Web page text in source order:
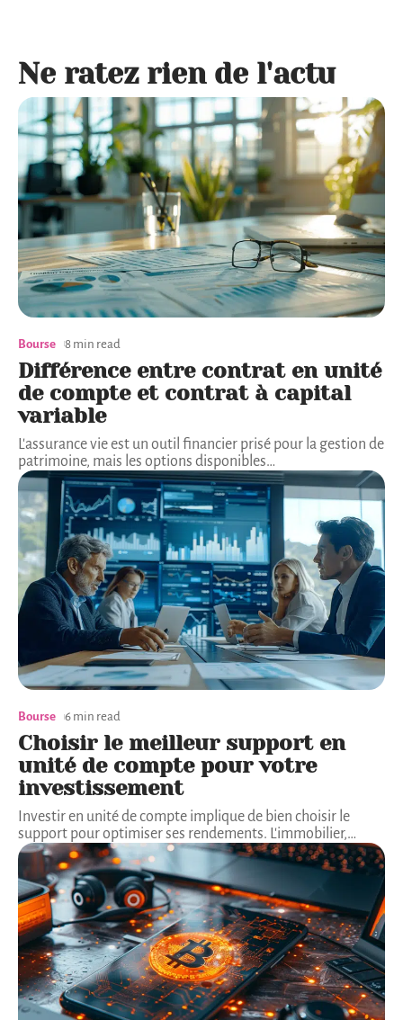
Ne ratez rien de l'actu
Bourse 8 min read
Différence entre contrat en unité
de compte et contrat à capital
variable
L'assurance vie est un outil financier prisé pour la gestion de
patrimoine, mais les options disponibles…
Bourse 6 min read
Choisir le meilleur support en
unité de compte pour votre
investissement
Investir en unité de compte implique de bien choisir le
support pour optimiser ses rendements. L'immobilier,…